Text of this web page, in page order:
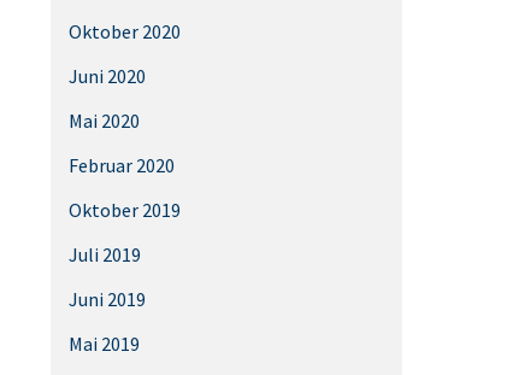
Oktober 2020
Juni 2020
Mai 2020
Februar 2020
Oktober 2019
Juli 2019
Juni 2019
Mai 2019